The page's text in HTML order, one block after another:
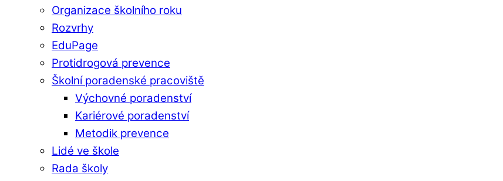
Organizace školního roku
Rozvrhy
EduPage
Protidrogová prevence
Školní poradenské pracoviště
Výchovné poradenství
Kariérové poradenství
Metodik prevence
Lidé ve škole
Rada školy